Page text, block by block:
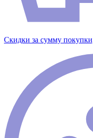
Скидки за сумму